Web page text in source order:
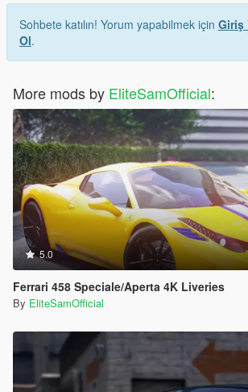
Sohbete katılın! Yorum yapabilmek için Giriş
Ol.
More mods by EliteSamOfficial:
5.0
Ferrari 458 Speciale/Aperta 4K Liveries
By EliteSamOfficial